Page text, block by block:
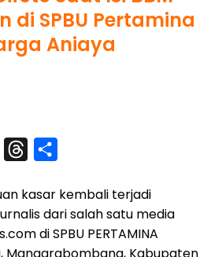
di SPBU Pertamina
Aniaya
r
e
a
a
r
e
kasar kembali terjadi
dari salah satu media
di SPBU PERTAMINA